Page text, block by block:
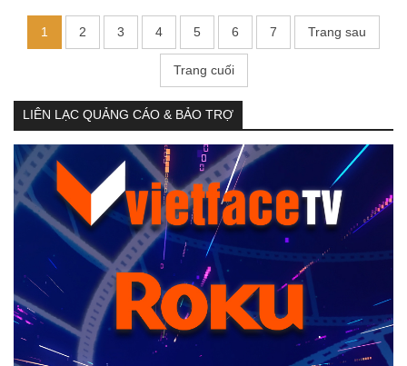
1 2 3 4 5 6 7 Trang sau
Trang cuối
LIÊN LẠC QUẢNG CÁO & BẢO TRỢ